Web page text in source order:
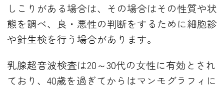
しこりがある場合は、その場合はその性質や状
態を調べ、良・悪性の判断をするために細胞診
や針生検を行う場合があります。
乳腺超音波検査は20～30代の女性に有効とされ
ており、40歳を過ぎてからはマンモグラフィに